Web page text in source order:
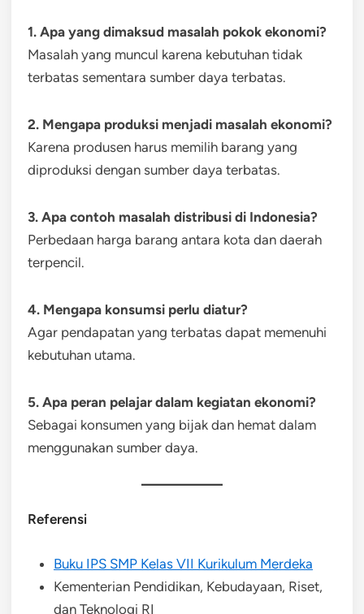
1. Apa yang dimaksud masalah pokok ekonomi?
Masalah yang muncul karena kebutuhan tidak
terbatas sementara sumber daya terbatas.
2. Mengapa produksi menjadi masalah ekonomi?
Karena produsen harus memilih barang yang
diproduksi dengan sumber daya terbatas.
3. Apa contoh masalah distribusi di Indonesia?
Perbedaan harga barang antara kota dan daerah
terpencil.
4. Mengapa konsumsi perlu diatur?
Agar pendapatan yang terbatas dapat memenuhi
kebutuhan utama.
5. Apa peran pelajar dalam kegiatan ekonomi?
Sebagai konsumen yang bijak dan hemat dalam
menggunakan sumber daya.
Referensi
Buku IPS SMP Kelas VII Kurikulum Merdeka
Kementerian Pendidikan, Kebudayaan, Riset,
dan Teknologi RI